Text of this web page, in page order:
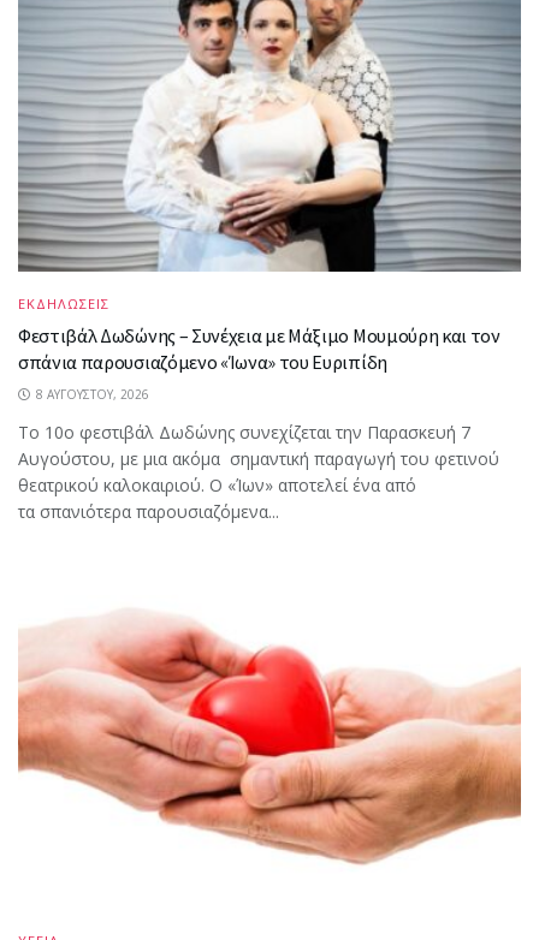
ΕΚΔΗΛΩΣΕΙΣ
Φεστιβάλ Δωδώνης – Συνέχεια με Μάξιμο Μουμούρη και τον
σπάνια παρουσιαζόμενο «Ίωνα» του Ευριπίδη
8 ΑΥΓΟΎΣΤΟΥ, 2026
Το 10ο φεστιβάλ Δωδώνης συνεχίζεται την Παρασκευή 7
Αυγούστου, με μια ακόμα σημαντική παραγωγή του φετινού
θεατρικού καλοκαιριού. Ο «Ίων» αποτελεί ένα από
τα σπανιότερα παρουσιαζόμενα...